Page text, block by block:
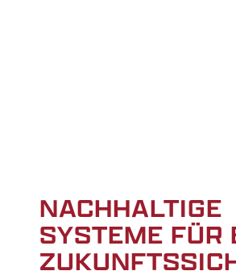
NACHHALTIGE
SYSTEME FÜR